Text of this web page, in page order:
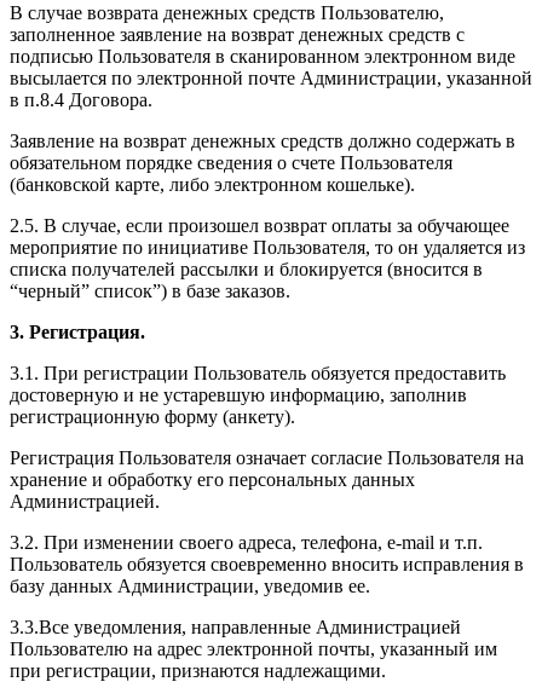
В случае возврата денежных средств Пользователю,
заполненное заявление на возврат денежных средств с
подписью Пользователя в сканированном электронном виде
высылается по электронной почте Администрации, указанной
в п.8.4 Договора.
Заявление на возврат денежных средств должно содержать в
обязательном порядке сведения о счете Пользователя
(банковской карте, либо электронном кошельке).
2.5. В случае, если произошел возврат оплаты за обучающее
мероприятие по инициативе Пользователя, то он удаляется из
списка получателей рассылки и блокируется (вносится в
“черный” список”) в базе заказов.
3. Регистрация.
3.1. При регистрации Пользователь обязуется предоставить
достоверную и не устаревшую информацию, заполнив
регистрационную форму (анкету).
Регистрация Пользователя означает согласие Пользователя на
хранение и обработку его персональных данных
Администрацией.
3.2. При изменении своего адреса, телефона, e-mail и т.п.
Пользователь обязуется своевременно вносить исправления в
базу данных Администрации, уведомив ее.
3.3.Все уведомления, направленные Администрацией
Пользователю на адрес электронной почты, указанный им
при регистрации, признаются надлежащими.